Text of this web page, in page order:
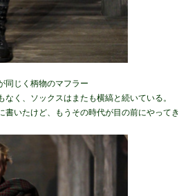
同じく柄物のマフラー
く、ソックスはまたも横縞と続いている。
いたけど、もうその時代が目の前にやってき